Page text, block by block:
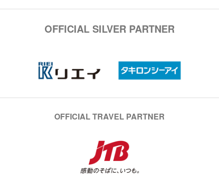
OFFICIAL SILVER PARTNER
OFFICIAL TRAVEL PARTNER